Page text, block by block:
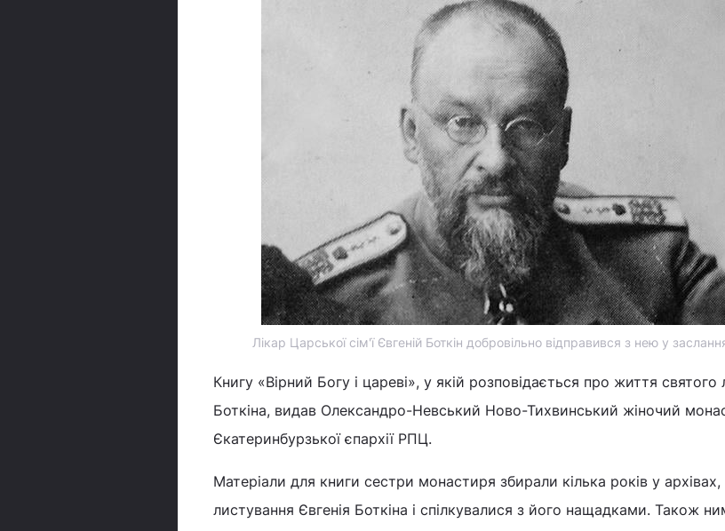
Лікар Царської сім'ї Євгеній Боткін добровільно відправився з нею у
Книгу «Вірний Богу і цареві», у якій розповідається про життя святого
Боткіна, видав Олександро-Невський Ново-Тихвинський жіночий
Єкатеринбурзької єпархії РПЦ.
Матеріали для книги сестри монастиря збирали кілька років у
листування Євгенія Боткіна і спілкувалися з його нащадками. Також